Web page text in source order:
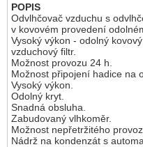
POPIS
Odvlhčovač vzduchu s
v kovovém provedení
Vysoký výkon - odolný
vzduchový filtr.
Možnost provozu 24 h.
Možnost připojení hadice na
Vysoký výkon.
Odolný kryt.
Snadná obsluha.
Zabudovaný vlhkoměr.
Možnost nepřetržitého
Nádrž na kondenzát s